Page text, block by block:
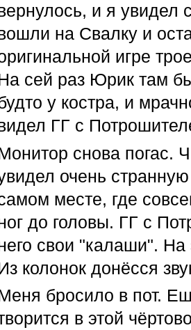
и я
на Свалку и
игре
сей раз Юрик там
у костра, и
ГГ с
снова погас.
очень
месте, где
до головы. ГГ с
свои "калаши". На
колонок донёсся
бросило в пот.
в этой